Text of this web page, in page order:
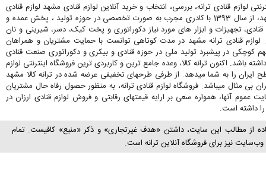
لوازم قنادی ترانه، بررسی، انتخاب و خرید آنلاین لوازم قنادی مشهد لوازم قنادی
ترانه در مشهد، از سال 1393 با کادری مجرب به صورت تخصصی در حوزه تولید ، پخش عمده و
تجهیزات و ابزار های مورد نیاز دکوراتوری و پخت کیک، دسر، شیرینی و نان
لوازم قنادی ترانه مشهد در مدت کوتاهی توانست با حمایت مشتریان و همراهان
کوچکی در پیشبرد تولید ملی در حوزه قنادی و بیکری و دکوراتوری صنعت قنادی
باشد. اکنون ترانه کالا، وعده جامع ترین و کاربردی ترین فروشگاه اینترنتی لوازم
ایران را به شما میدهد. از طرفی طرحهای تخفیفی عرضه شده در ترانه کالا مشهد
بی مثال میباشد. فروشگاه لوازم قنادی ترانه، به منظور حصول رفاه حال مشتریان
عموم آنها، همواره سعی بر ارایه قیمتهای رقابتی و فروش لوازم قنادی ارزان در
داشته است.
از مطالب این سایت، داشتن «هدف غیرتجاری» و ذکر «منبع» کافیست. تمام
نیز برای فروشگاه آنلاین ترانه است.